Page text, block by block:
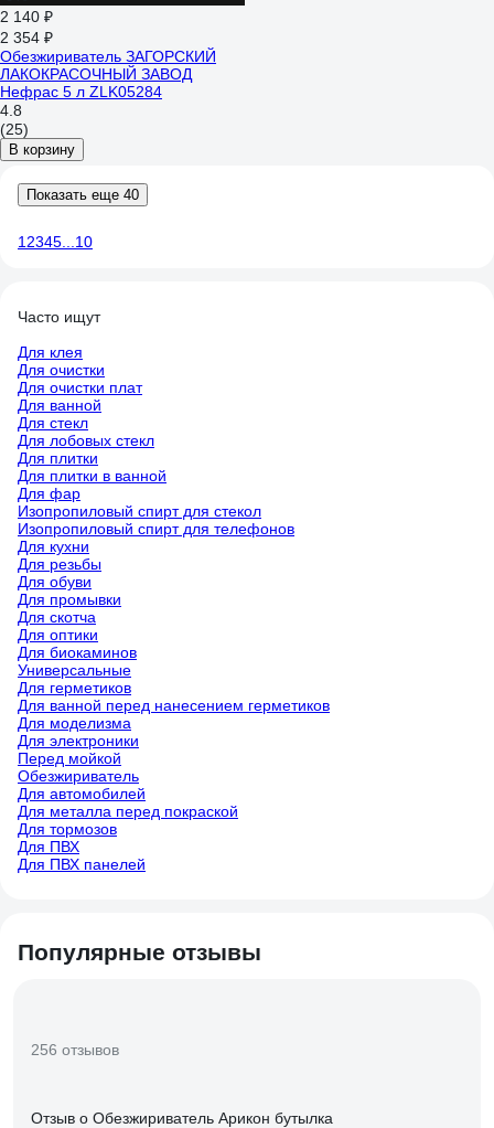
2 140 ₽
2 354 ₽
Обезжириватель ЗАГОРСКИЙ
ЛАКОКРАСОЧНЫЙ ЗАВОД
Нефрас 5 л ZLK05284
4.8
(25)
В корзину
Показать еще 40
1 2345 10
Часто ищут
Для клея
Для очистки
Для очистки плат
Для ванной
Для стекл
Для лобовых стекл
Для плитки
Для плитки в ванной
Для фар
Изопропиловый спирт для стекол
Изопропиловый спирт для телефонов
Для кухни
Для резьбы
Для обуви
Для промывки
Для скотча
Для оптики
Для биокаминов
Универсальные
Для герметиков
Для ванной перед нанесением герметиков
Для моделизма
Для электроники
Перед мойкой
Обезжириватель
Для автомобилей
Для металла перед покраской
Для тормозов
Для ПВХ
Для ПВХ панелей
Популярные отзывы
256 отзывов
Отзыв о Обезжириватель Арикон бутылка